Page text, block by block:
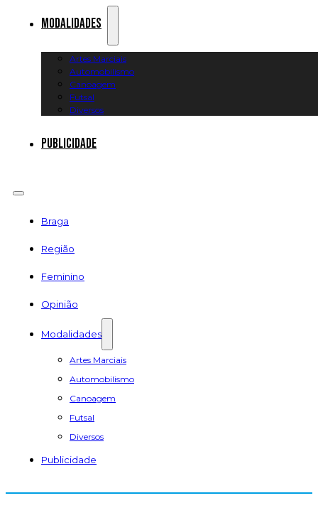
Modalidades
Artes Marciais
Automobilismo
Canoagem
Futsal
Diversos
Publicidade
Braga
Região
Feminino
Opinião
Modalidades
Artes Marciais
Automobilismo
Canoagem
Futsal
Diversos
Publicidade